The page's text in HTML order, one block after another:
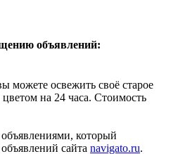
объявлений:
можете освежить своё старое
на 24 часа. Стоимость
который
сайта navigato.ru.